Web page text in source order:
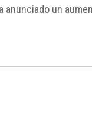
anunciado un